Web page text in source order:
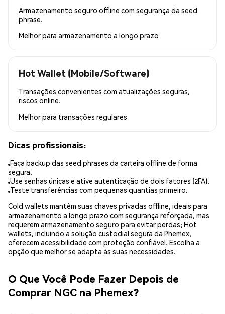
Armazenamento seguro offline com segurança da seed
phrase.
Melhor para armazenamento a longo prazo
Hot Wallet (Mobile/Software)
Transações convenientes com atualizações seguras,
riscos online.
Melhor para transações regulares
Dicas profissionais:
Faça backup das seed phrases da carteira offline de forma
segura.
Use senhas únicas e ative autenticação de dois fatores (2FA).
Teste transferências com pequenas quantias primeiro.
Cold wallets mantêm suas chaves privadas offline, ideais para
armazenamento a longo prazo com segurança reforçada, mas
requerem armazenamento seguro para evitar perdas; Hot
wallets, incluindo a solução custodial segura da Phemex,
oferecem acessibilidade com proteção confiável. Escolha a
opção que melhor se adapta às suas necessidades.
O Que Você Pode Fazer Depois de
Comprar NGC na Phemex?